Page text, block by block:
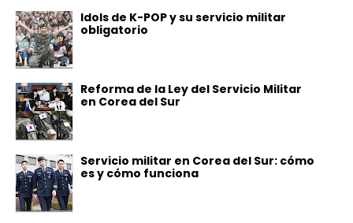
Idols de K-POP y su servicio militar
obligatorio
Reforma de la Ley del Servicio Militar
en Corea del Sur
Servicio militar en Corea del Sur: cómo
es y cómo funciona